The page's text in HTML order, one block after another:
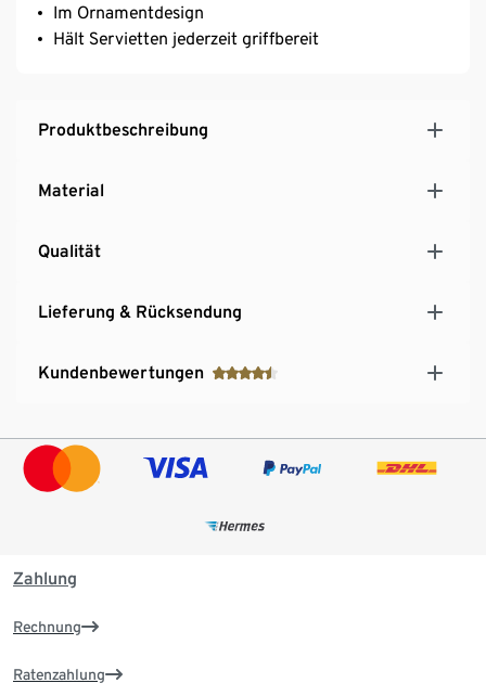
Im Ornamentdesign
Hält Servietten jederzeit griffbereit
Produktbeschreibung
Material
Qualität
Lieferung & Rücksendung
Kundenbewertungen
Zahlung
Rechnung
Ratenzahlung